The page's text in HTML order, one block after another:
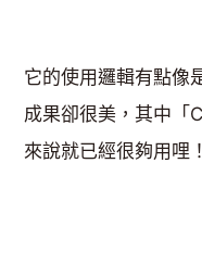
它的使用邏輯有點像
成果卻很美，其中「
來說就已經很夠用哩！